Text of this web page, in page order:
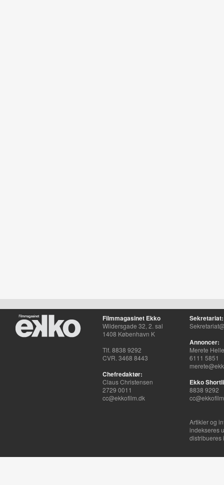
Filmmagasinet Ekko
Wildersgade 32, 2. sal
1408 København K
Tlf. 8838 9292
CVR. 3468 8443
Chefredaktør:
Claus Christensen
2729 0011
cc@ekkofilm.dk
Sekretariat:
Annoncer:
Merete
6111 5851
Ekko
8838 9292
Artikler og
indekseres
distribueres